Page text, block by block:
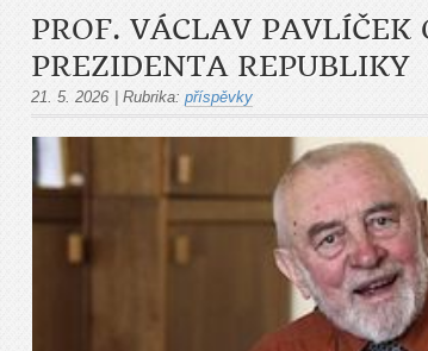
PROF. VÁCLAV PAVLÍČEK
PREZIDENTA REPUBLIKY
21. 5. 2026 Rubrika: příspěvky